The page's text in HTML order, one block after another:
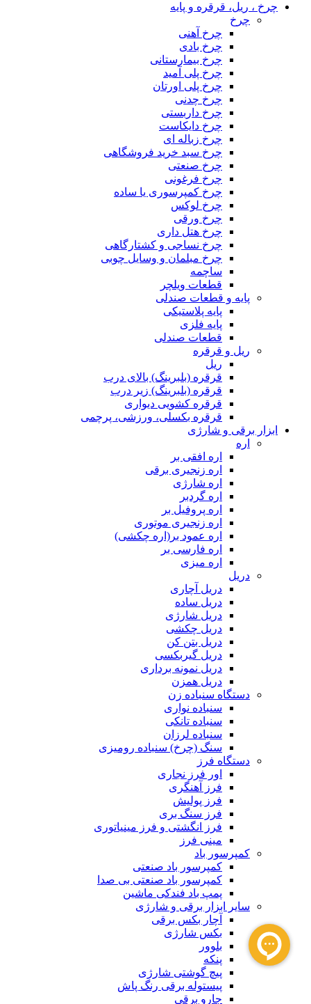
چرخ ، ریل، قرقره و پایه
چرخ
چرخ آهنی
چرخ بادی
چرخ بیمارستانی
چرخ پلی آمید
چرخ پلی اورتان
چرخ چدنی
چرخ داربستی
چرخ دایکاست
چرخ زباله ای
چرخ سبد خرید فروشگاهی
چرخ صنعتی
چرخ فرغونی
چرخ کمپرسوری یا ساده
چرخ لوکس
چرخ ورقی
چرخ هتل داری
چرخ نساجی و کشتارگاهی
چرخ مبلمان و وسایل چوبی
ساچمه
قطعات ویلچر
پایه و قطعات صندلی
پایه پلاستیکی
پایه فلزی
قطعات صندلی
ریل و قرقره
ریل
قرقره (بلبرینگ) بالای درب
قرقره (بلبرینگ) زیر درب
قرقره کشویی دیواری
قرقره بکسلی، ورزشی، پرچمی
ابزار برقی و شارژی
اره
اره افقی بر
اره زنجیری برقی
اره شارژی
اره گردبر
اره پروفیل بر
اره زنجیری موتوری
اره عمود بر(اره چکشی)
اره فارسی بر
اره میزی
دریل
دریل آچاری
دریل ساده
دریل شارژی
دریل چکشی
دریل بتن کن
دریل گیربکسی
دریل نمونه برداری
دریل همزن
دستگاه سنباده زن
سنباده نواری
سنباده تانکی
سنباده لرزان
سنگ (چرخ) سنباده رومیزی
دستگاه فرز
اور فرز نجاری
فرز آهنگری
فرز پولیش
فرز سنگ بری
فرز انگشتی و فرز مینیاتوری
مینی فرز
کمپرسور باد
کمپرسور باد صنعتی
کمپرسور باد صنعتی بی صدا
پمپ باد فندکی ماشین
سایر ابزار برقی و شارژی
آچار بکس برقی
بکس شارژی
بلوور
پنکه
پیچ گوشتی شارژی
پیستوله برقی رنگ پاش
جارو برقی